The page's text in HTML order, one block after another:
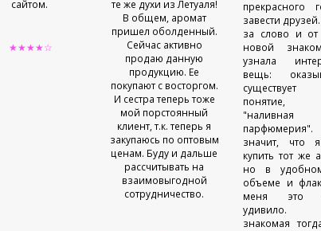
сайтом.
★★★★☆
те же духи из Летуаля!
В общем, аромат
пришел оболденный.
Сейчас активно
продаю данную
продукцию. Ее
покупают с восторгом.
И сестра теперь тоже
мой порстоянный
клиент, т.к. теперь я
закупаюсь по оптовым
ценам. Буду и дальше
рассчитывать на
взаимовыгодной
сотрудничество.
прекрасного
завести
за слово и от
новой
узнала
вещь:
существует
понятие,
"наливная
значит, что
купить тот же
но в
объеме и
меня это
удивило.
знакомая